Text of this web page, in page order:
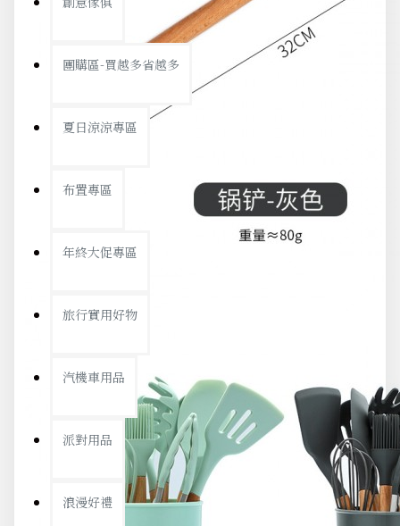
團購區-買越多省越多
夏日涼涼專區
布置專區
年終大促專區
旅行實用好物
汽機車用品
派對用品
浪漫好禮